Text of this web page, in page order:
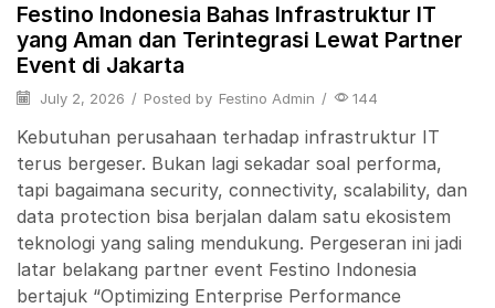
Festino Indonesia Bahas Infrastruktur IT
yang Aman dan Terintegrasi Lewat Partner
Event di Jakarta
July 2, 2026 / Posted by Festino Admin / 144
Kebutuhan perusahaan terhadap infrastruktur IT
terus bergeser. Bukan lagi sekadar soal performa,
tapi bagaimana security, connectivity, scalability, dan
data protection bisa berjalan dalam satu ekosistem
teknologi yang saling mendukung. Pergeseran ini jadi
latar belakang partner event Festino Indonesia
bertajuk “Optimizing Enterprise Performance